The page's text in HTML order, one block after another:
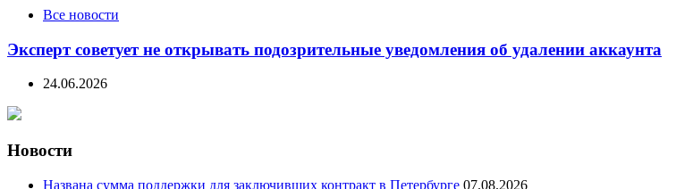
Все новости
Эксперт советует не открывать подозрительные уведомления об удалении аккаунта
24.06.2026
Новости
Названа сумма поддержки для заключивших контракт в Петербурге 07.08.2026